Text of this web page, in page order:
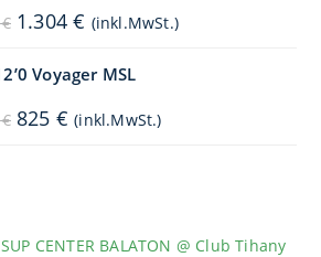
€ Ursprünglicher
Preis
1.304€ Aktueller
Preis
(inkl.MwSt.)
Voyager MSL
€ Ursprünglicher
Preis
825 € Aktueller
Preis
(inkl.MwSt.)